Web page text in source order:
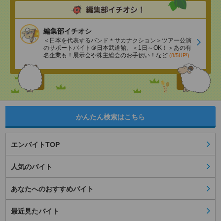
編集部イチオシ
＜日本を代表するバンド＊サカナクション＞ツアー公演
のサポートバイト＠日本武道館、＜1日～OK！＞あの有
名企業も！展示会や株主総会のお手伝い！など (8/5UP!)
かんたん検索はこちら
エンバイトTOP
人気のバイト
あなたへのおすすめバイト
最近見たバイト